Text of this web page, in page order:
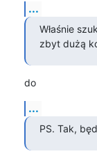
...
Właśnie
zbyt dużą
do
...
PS. Tak,